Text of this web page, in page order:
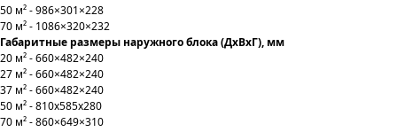
50 м² - 986×301×228
70 м² - 1086×320×232
Габаритные размеры наружного блока (ДхВхГ), мм
20 м² - 660×482×240
27 м² - 660×482×240
37 м² - 660×482×240
50 м² - 810x585x280
70 м² - 860×649×310